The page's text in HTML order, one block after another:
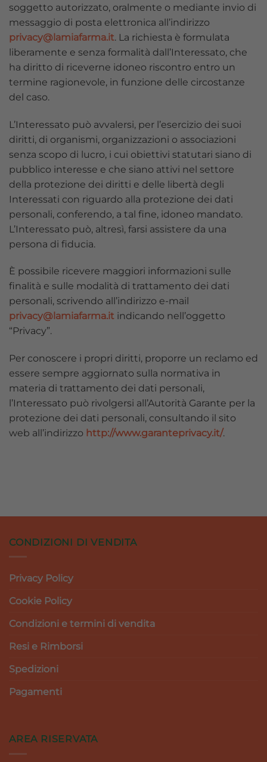
soggetto autorizzato, oralmente o mediante invio di
messaggio di posta elettronica all’indirizzo
privacy@lamiafarma.it. La richiesta è formulata
liberamente e senza formalità dall’Interessato, che
ha diritto di riceverne idoneo riscontro entro un
termine ragionevole, in funzione delle circostanze
del caso.
L’Interessato può avvalersi, per l’esercizio dei suoi
diritti, di organismi, organizzazioni o associazioni
senza scopo di lucro, i cui obiettivi statutari siano di
pubblico interesse e che siano attivi nel settore
della protezione dei diritti e delle libertà degli
Interessati con riguardo alla protezione dei dati
personali, conferendo, a tal fine, idoneo mandato.
L’Interessato può, altresì, farsi assistere da una
persona di fiducia.
È possibile ricevere maggiori informazioni sulle
finalità e sulle modalità di trattamento dei dati
personali, scrivendo all’indirizzo e-mail
privacy@lamiafarma.it indicando nell’oggetto
“Privacy”.
Per conoscere i propri diritti, proporre un reclamo ed
essere sempre aggiornato sulla normativa in
materia di trattamento dei dati personali,
l’Interessato può rivolgersi all’Autorità Garante per la
protezione dei dati personali, consultando il sito
web all’indirizzo http://www.garanteprivacy.it/.
CONDIZIONI DI VENDITA
Privacy Policy
Cookie Policy
Condizioni e termini di vendita
Resi e Rimborsi
Spedizioni
Pagamenti
AREA RISERVATA